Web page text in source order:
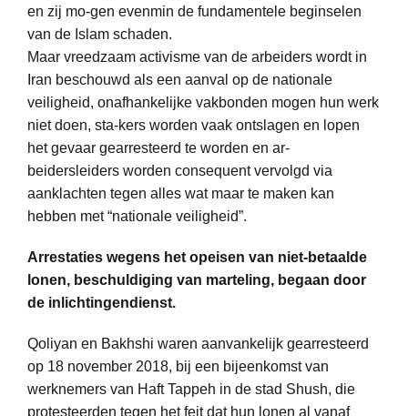
en zij mo-gen evenmin de fundamentele beginselen
van de Islam schaden.
Maar vreedzaam activisme van de arbeiders wordt in
Iran beschouwd als een aanval op de nationale
veiligheid, onafhankelijke vakbonden mogen hun werk
niet doen, sta-kers worden vaak ontslagen en lopen
het gevaar gearresteerd te worden en ar-
beidersleiders worden consequent vervolgd via
aanklachten tegen alles wat maar te maken kan
hebben met “nationale veiligheid”.
Arrestaties wegens het opeisen van niet-betaalde
lonen, beschuldiging van marteling, begaan door
de inlichtingendienst.
Qoliyan en Bakhshi waren aanvankelijk gearresteerd
op 18 november 2018, bij een bijeenkomst van
werknemers van Haft Tappeh in de stad Shush, die
protesteerden tegen het feit dat hun lonen al vanaf